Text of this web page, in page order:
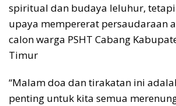
spiritual dan budaya leluhur,
upaya mempererat persaudaraan
calon warga PSHT Cabang
Timur
“Malam doa dan tirakatan ini
penting untuk kita semua